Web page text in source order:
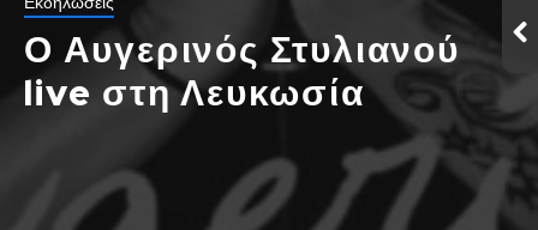
Ο Αυγερινός Στυλιανού
live στη Λευκωσία